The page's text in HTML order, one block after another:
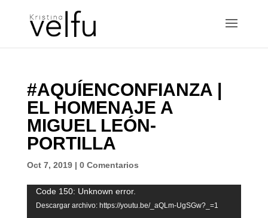
#AQUÍENCONFIANZA |
EL HOMENAJE A
MIGUEL LEÓN-
PORTILLA
Oct 7, 2019| 0 Comentarios
Reproductor
de
Code 150: Unknown error.
Descargar archivo: https://youtu.be/_aQLm-UgSGw?_=1